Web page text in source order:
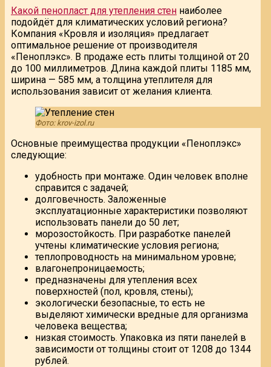
Какой пенопласт для утепления стен наиболее
подойдёт для климатических условий региона?
Компания «Кровля и изоляция» предлагает
оптимальное решение от производителя
«Пеноплэкс». В продаже есть плиты толщиной от 20
до 100 миллиметров. Длина каждой плиты 1185 мм,
ширина — 585 мм, а толщина утеплителя для
использования зависит от желания клиента.
Фото: krov-izol.ru
Основные преимущества продукции «Пеноплэкс»
следующие:
удобность при монтаже. Один человек вполне
справится с задачей;
долговечность. Заложенные
эксплуатационные характеристики позволяют
использовать панели до 50 лет;
морозостойкость. При разработке панелей
учтены климатические условия региона;
теплопроводность на минимальном уровне;
влагонепроницаемость;
предназначены для утепления всех
поверхностей (пол, кровля, стены);
экологически безопасные, то есть не
выделяют химически вредные для организма
человека вещества;
низкая стоимость. Упаковка из пяти панелей в
зависимости от толщины стоит от 1208 до 1344
рублей.